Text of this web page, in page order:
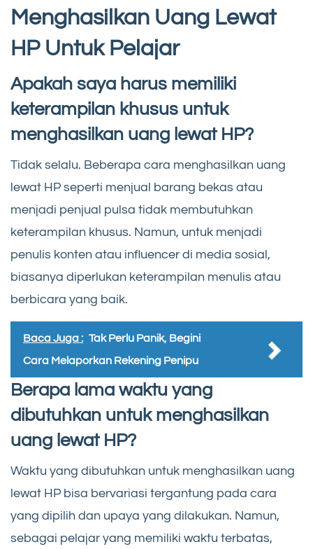
Menghasilkan Uang Lewat
HP Untuk Pelajar
Apakah saya harus memiliki
keterampilan khusus untuk
menghasilkan uang lewat HP?
Tidak selalu. Beberapa cara menghasilkan uang
lewat HP seperti menjual barang bekas atau
menjadi penjual pulsa tidak membutuhkan
keterampilan khusus. Namun, untuk menjadi
penulis konten atau influencer di media sosial,
biasanya diperlukan keterampilan menulis atau
berbicara yang baik.
Baca Juga : Tak Perlu Panik, Begini
Cara Melaporkan Rekening Penipu
Berapa lama waktu yang
dibutuhkan untuk menghasilkan
uang lewat HP?
Waktu yang dibutuhkan untuk menghasilkan uang
lewat HP bisa bervariasi tergantung pada cara
yang dipilih dan upaya yang dilakukan. Namun,
sebagai pelajar yang memiliki waktu terbatas,